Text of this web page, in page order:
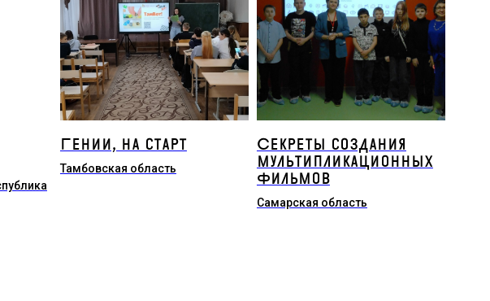
Гении, на старт
Тамбовская область
Секреты создания
мультипликационных
фильмов
Самарская область